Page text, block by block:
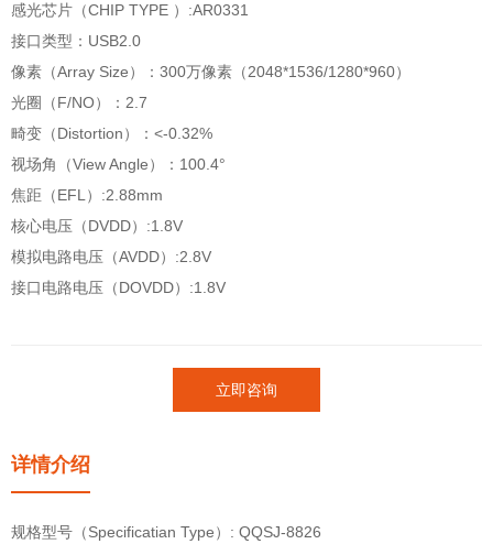
感光芯片（CHIP TYPE ）:AR0331
接口类型：USB2.0
像素（Array Size）：300万像素（2048*1536/1280*960）
光圈（F/NO）：2.7
畸变（Distortion）：<-0.32%
视场角（View Angle）：100.4°
焦距（EFL）:2.88mm
核心电压（DVDD）:1.8V
模拟电路电压（AVDD）:2.8V
接口电路电压（DOVDD）:1.8V
立即咨询
详情介绍
规格型号（Specificatian Type）: QQSJ-8826